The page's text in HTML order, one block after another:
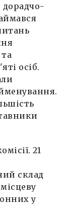
дорадчо-
осіб.
21
склад
у